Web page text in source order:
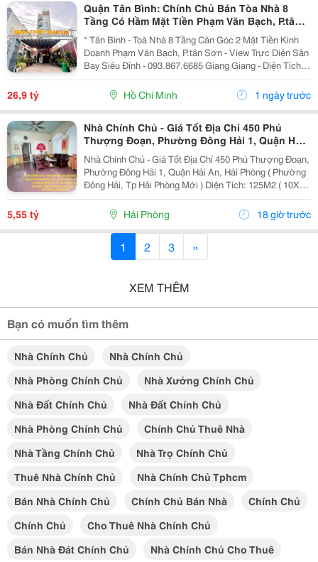
Quận Tân Bình: Chính Chủ Bán Tòa Nhà 8
Tầng Có Hầm Mặt Tiền Phạm Văn Bạch, P.tân
Sơn- View Trực Diện Ngắm Máy Bay Đỉnh- Dt
* Tân Bình - Toà Nhà 8 Tầng Căn Góc 2 Mặt Tiền Kinh
Doanh Phạm Văn Bạch, P.tân Sơn - View Trực Diện Sân
Bay Siêu Đỉnh - 093.867.6685 Giang Giang - Diện Tích:
88,4M2 - Ngang 7,5M * 21M. - Kết Cấu: 1 Hầm - 1 Lửng -
6 Tầng - Sân Thượng - Thang Máy...
26,9 tỷ Hồ Chí Minh 1 ngày trước
Nhà Chính Chủ - Giá Tốt Địa Chỉ 450 Phủ
Thượng Đoạn, Phường Đông Hải 1, Quận Hải
An, Hải Phòng
Nhà Chính Chủ - Giá Tốt Địa Chỉ 450 Phủ Thượng Đoạn,
Phường Đông Hải 1, Quận Hải An, Hải Phòng ( Phường
Đông Hải, Tp Hải Phòng Mới ) Diện Tích: 125M2 ( 10X12
) Giá Bán: 5 Tỷ 550 Triệu ( Thương Lượng ) Liên Hệ
Sđt/Zalo: 0972097385 Chính Chủ **...
5,55 tỷ Hải Phòng 18 giờ trước
1 2 3 »
XEM THÊM
Bạn có muốn tìm thêm
Nhà Chính Chủ
Nhà Chính Chủ
Nhà Phòng Chính Chủ
Nhà Xưởng Chính Chủ
Nhà Đất Chính Chủ
Nhà Đất Chính Chủ
Nhà Phòng Chính Chủ
Chính Chủ Thuê Nhà
Nhà Tầng Chính Chủ
Nhà Trọ Chính Chủ
Thuê Nhà Chính Chủ
Nhà Chính Chủ Tphcm
Bán Nhà Chính Chủ
Chính Chủ Bán Nhà
Chính Chủ
Chính Chủ
Cho Thuê Nhà Chính Chủ
Bán Nhà Đát Chính Chủ
Nhà Chính Chủ Cho Thuê